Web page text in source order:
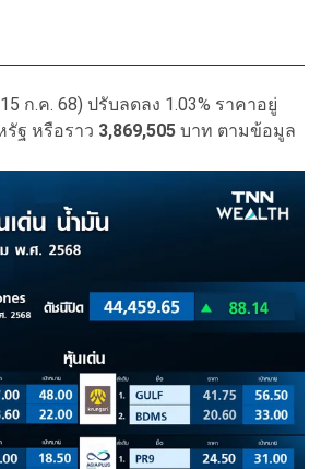
ก.ค. 68) ปรับลดลง 1.03% ราคาอยู่
รัฐ หรือราว 3,869,505 บาท ตามข้อมูล